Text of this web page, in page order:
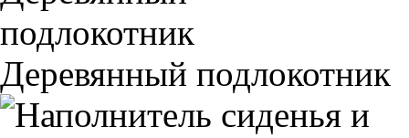
Деревянный подлокотник